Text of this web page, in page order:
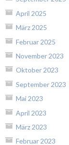
April 2025
März 2025
Februar 2025
November 2023
Oktober 2023
September 2023
Mai 2023
April 2023
März 2023
Februar 2023